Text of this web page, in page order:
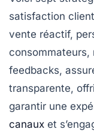
satisfaction
vente réactif,
consommateurs,
feedbacks,
transparente,
garantir une
canaux et